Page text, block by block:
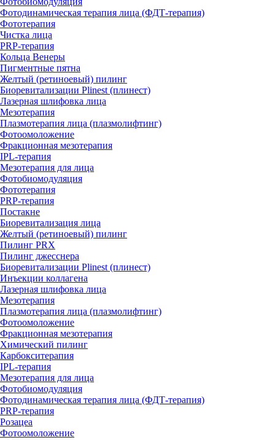
Фотодинамическая терапия лица (ФДТ-терапия)
Фототерапия
Чистка лица
PRP-терапия
Кольца Венеры
Пигментные пятна
Желтый (ретиноевый) пилинг
Биоревитализации Plinest (плинест)
Лазерная шлифовка лица
Мезотерапия
Плазмотерапия лица (плазмолифтинг)
Фотоомоложение
Фракционная мезотерапия
IPL‑терапия
Мезотерапия для лица
Фотобиомодуляция
Фототерапия
PRP-терапия
Постакне
Биоревитализация лица
Желтый (ретиноевый) пилинг
Пилинг PRX
Пилинг джесснера
Биоревитализации Plinest (плинест)
Инъекции коллагена
Лазерная шлифовка лица
Мезотерапия
Плазмотерапия лица (плазмолифтинг)
Фотоомоложение
Фракционная мезотерапия
Химический пилинг
Карбокситерапия
IPL‑терапия
Мезотерапия для лица
Фотобиомодуляция
Фотодинамическая терапия лица (ФДТ-терапия)
PRP-терапия
Розацеа
Фотоомоложение